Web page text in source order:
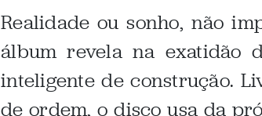
Realidade ou sonho, não
álbum revela na exatidão
inteligente de construção.
de ordem, o disco usa da